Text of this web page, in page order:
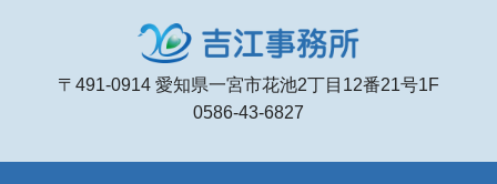
〒491-0914 愛知県一宮市花池2丁目12番21号1F
0586-43-6827